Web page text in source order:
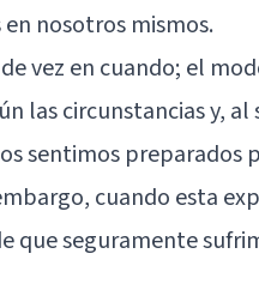
nosotros mismos.
vez en cuando; el
las circunstancias y,
sentimos preparados
cuando esta
que seguramente